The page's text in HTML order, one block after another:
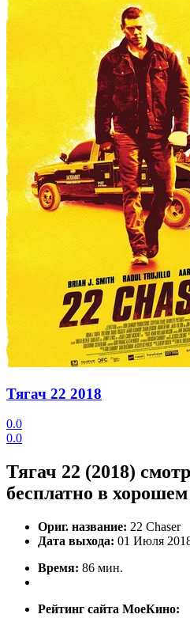
Тягач 22 2018
0.0
0.0
Тягач 22 (2018)
бесплатно в хорошем
Ориг. название: 22 Chaser
Дата выхода: 01 Июля
Время: 86 мин.
Рейтинг сайта МоеКино: